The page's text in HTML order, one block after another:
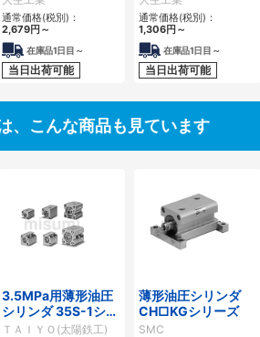
通常価格(税別)：
2,679円 ～
在庫品1日目～
当日出荷可能
通常価格(税別)：
1,306円 ～
在庫品1日目～
当日出荷可能
、こんな商品も見ています
3.5MPa用薄形油圧
シリンダ 35S-1シリ
ーズ
ＴＡＩＹＯ(太陽鉄工)
薄形油圧シリンダ
CH□KGシリーズ
SMC